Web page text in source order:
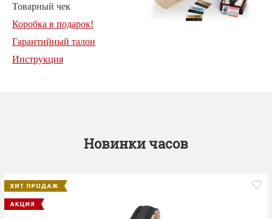
Товарный чек
Коробка в подарок!
Гарантийный талон
Инструкция
Новинки часов